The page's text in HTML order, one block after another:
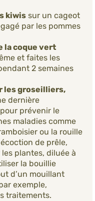
kiwis sur un cageot
par les pommes
la coque vert
et faites les
2 semaines
les groseilliers,
dernière
prévenir le
maladies comme
ou la rouille
de prêle,
plantes, diluée à
la bouillie
d’un mouillant
exemple,
traitements.